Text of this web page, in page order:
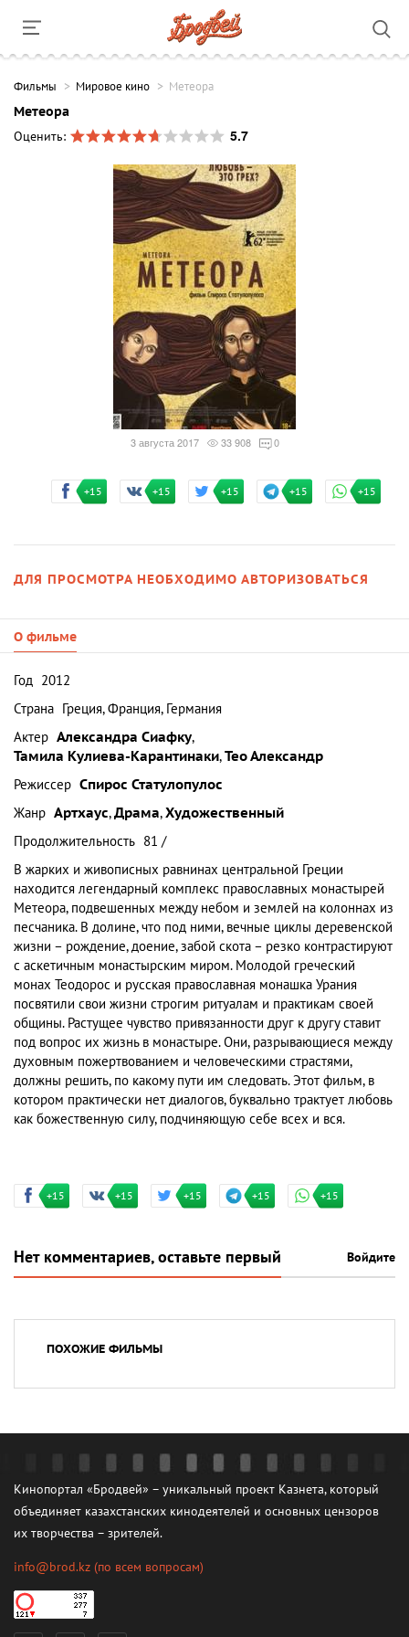
Фильмы Мировое кино Метеора
Метеора
Оценить:
5.7
3 августа 2017 33 908 0
+15 +15 +15 +15 +15
ДЛЯ ПРОСМОТРА НЕОБХОДИМО АВТОРИЗОВАТЬСЯ
О фильме
Год 2012
Страна Греция, Франция, Германия
Актер Александра Сиафку,
Тамила Кулиева-Карантинаки,Тео Александр
Режиссер Спирос Статулопулос
Жанр Артхаус,Драма,Художественный
Продолжительность 81 /
В жарких и живописных равнинах центральной Греции
находится легендарный комплекс православных монастырей
Метеора, подвешенных между небом и землей на колоннах из
песчаника. В долине, что под ними, вечные циклы деревенской
жизни – рождение, доение, забой скота – резко контрастируют
с аскетичным монастырским миром. Молодой греческий
монах Теодорос и русская православная монашка Урания
посвятили свои жизни строгим ритуалам и практикам своей
общины. Растущее чувство привязанности друг к другу ставит
под вопрос их жизнь в монастыре. Они, разрывающиеся между
духовным пожертвованием и человеческими страстями,
должны решить, по какому пути им следовать. Этот фильм, в
котором практически нет диалогов, буквально трактует любовь
как божественную силу, подчиняющую себе всех и вся.
+15 +15 +15 +15 +15
Нет комментариев, оставьте первый Войдите
ПОХОЖИЕ ФИЛЬМЫ
Кинопортал «Бродвей» – уникальный проект Казнета, который
объединяет казахстанских кинодеятелей и основных цензоров
их творчества – зрителей.
info@brod.kz (по всем вопросам)